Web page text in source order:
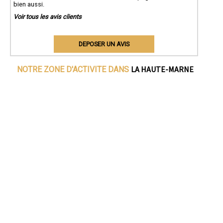
bien aussi.
Voir tous les avis clients
DEPOSER UN AVIS
NOTRE ZONE D'ACTIVITE DANS LA HAUTE-MARNE